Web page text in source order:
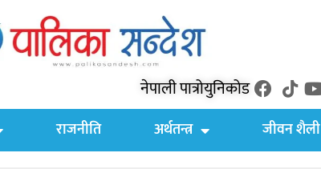
नेपाली पात्रोयुनिकोड
राजनीति अर्थतन्त्र जीवन शैली